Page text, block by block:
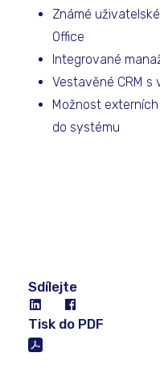
Známé
Office
Integrované
Vestavěné CRM s
Možnost
do systému
Sdílejte
Tisk do PDF